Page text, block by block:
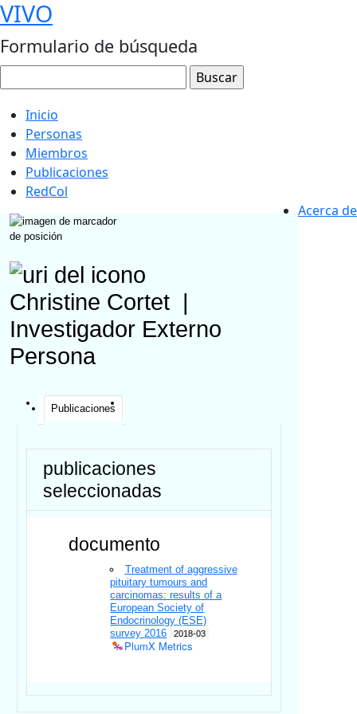
VIVO
Formulario de búsqueda
Inicio
Personas
Miembros
Publicaciones
RedCol
Acerca de
Christine Cortet
Investigador Externo
Persona
Publicaciones
publicaciones
seleccionadas
documento
Treatment of aggressive
pituitary tumours and
carcinomas: results of a
European Society of
Endocrinology (ESE)
survey 2016
2018-03
PlumX Metrics